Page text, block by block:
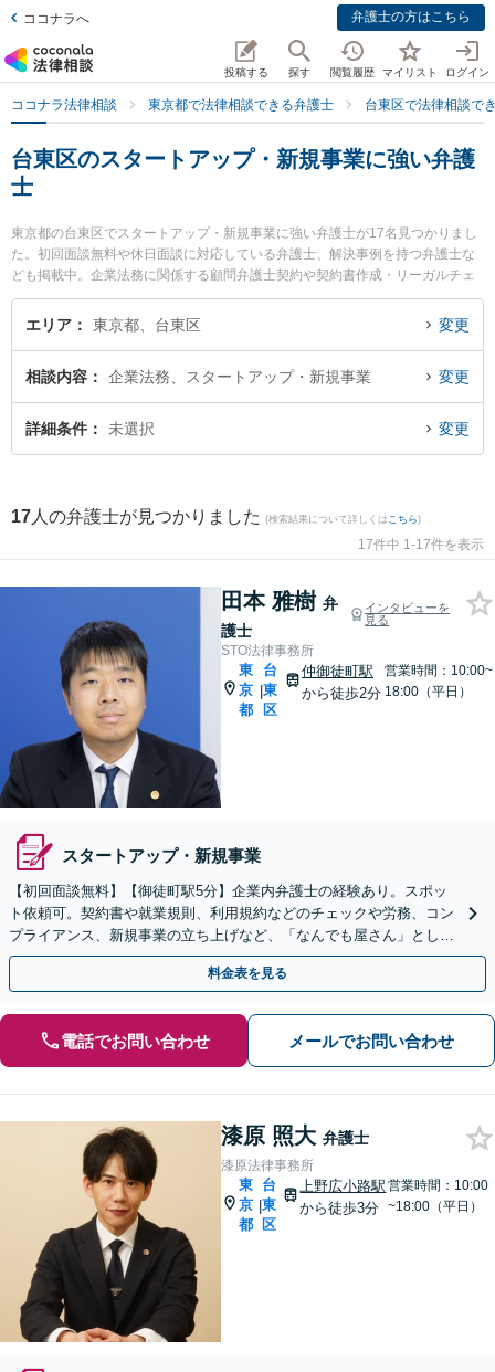
ココナラへ 弁護士の方はこちら
投稿する 探す 閲覧履歴 マイリスト ログイン
ココナラ法律相談 東京都で法律相談できる弁護士 台東区で法律相談で
台東区のスタートアップ・新規事業に強い弁護
士
東京都の台東区でスタートアップ・新規事業に強い弁護士が17名見つかりまし
た。初回面談無料や休日面談に対応している弁護士、解決事例を持つ弁護士な
ども掲載中。企業法務に関係する顧問弁護士契約や契約書作成・リーガルチェ
ック、雇用契約書・就業規則作成等の細かな分野での絞り込み検索もでき便利
です。特にSTO法律事務所の田本 雅樹弁護士や漆原法律事務所の漆原 照大弁護
新規事業のトラブルを今すぐに弁護士に相談したい』『スタートアップ・新規
事業のトラブル解決の実績豊富な近くの弁護士を検索したい』『初回相談無料
でスタートアップ・新規事業を法律相談できる台東区内の弁護士に相談予約し
エリア 東京都、台東区 変更
相談内容 企業法務、スタートアップ・新規事業 変更
詳細条件 未選択 変更
17 人の弁護士が見つかりました (検索結果について詳しくは こちら)
17件中 1-17件を表示
田本 雅樹 弁
護士
インタビューを
見る
STO法律事務所
東
京
都
|
台
東
区
仲御徒町駅
から徒歩2分
営業時間：10:00~
18:00（平日）
スタートアップ・新規事業
【初回面談無料】【御徒町駅5分】企業内弁護士の経験あり。スポッ
ト依頼可。契約書や就業規則、利用規約などのチェックや労務、コン
プライアンス、新規事業の立ち上げなど、「なんでも屋さん」として
オールマイティに対応します【休日・夜間面談可】
料金表を見る
電話でお問い合わせ メールでお問い合わせ
漆原 照大 弁護士
漆原法律事務所
東
京
都
|
台
東
区
上野広小路駅
から徒歩3分
営業時間：10:00
~18:00（平日）